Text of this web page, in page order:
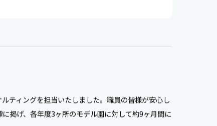
ティングを担当いたしました。職員の皆様が安心し
掲げ、各年度3ヶ所のモデル園に対して約9ヶ月間に